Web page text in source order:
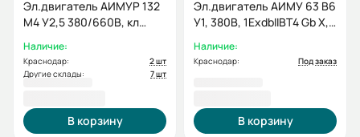
Эл.двигатель АИМУР 132
М4 У2,5 380/660В, кл
11/1500 IM 1081
Наличие:
Краснодар:
2 шт
Другие склады:
7 шт
В корзину
Эл.двигатель АИМУ 63 В6
У1, 380В, 1ExdbIIBT4 Gb X,
Наличие:
Краснодар: Под заказ
В корзину